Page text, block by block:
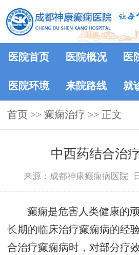
医院首页 医院概况 医
医院环境 来院路线 就
首页 >> 癫痫治疗 >> 正文
中西药结合治
来源：成都神康癫痫病医院
癫痫是危害人类健康的
长期的临床治疗癫痫病的经
合治疗癫痫病时，对部分疗